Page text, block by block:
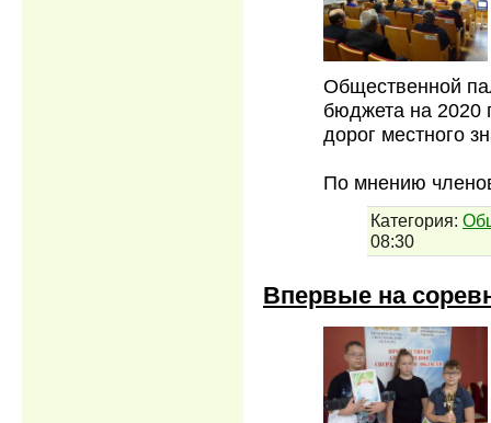
Общественной
бюджета на 2020
дорог местного
По мнению
Категория:
08:30
Впервые на